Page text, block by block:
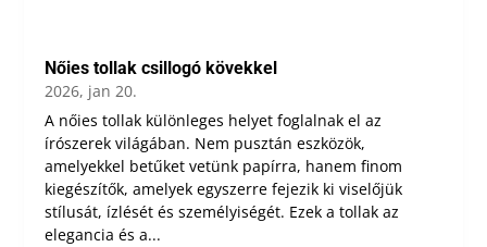
Nőies tollak csillogó kövekkel
2026, jan 20.
A nőies tollak különleges helyet foglalnak el az
írószerek világában. Nem pusztán eszközök,
amelyekkel betűket vetünk papírra, hanem finom
kiegészítők, amelyek egyszerre fejezik ki viselőjük
stílusát, ízlését és személyiségét. Ezek a tollak az
elegancia és a...